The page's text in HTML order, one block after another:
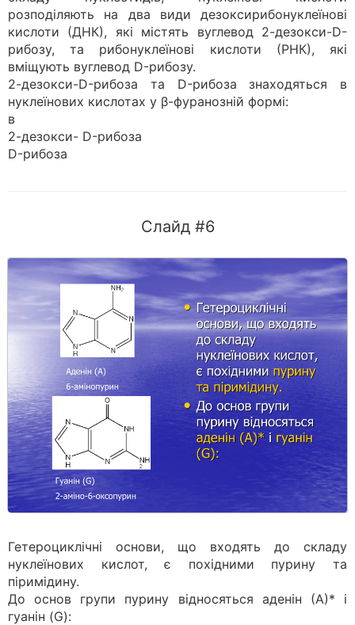
розподіляють на два види дезоксирибонуклеїнові
кислоти (ДНК), які містять вуглевод 2-дезокси-D-
рибозу, та рибонуклеїнові кислоти (РНК), які
вміщують вуглевод D-рибозу.
2-дезокси-D-рибоза та D-рибоза знаходяться в
нуклеїнових кислотах у β-фуранозній формі:
в
2-дезокси- D-рибоза
D-рибоза
Слайд #6
Гетероциклічні основи, що входять до складу
нуклеїнових кислот, є похідними пурину та
піримідину.
До основ групи пурину відносяться аденін (А)* і
гуанін (G):